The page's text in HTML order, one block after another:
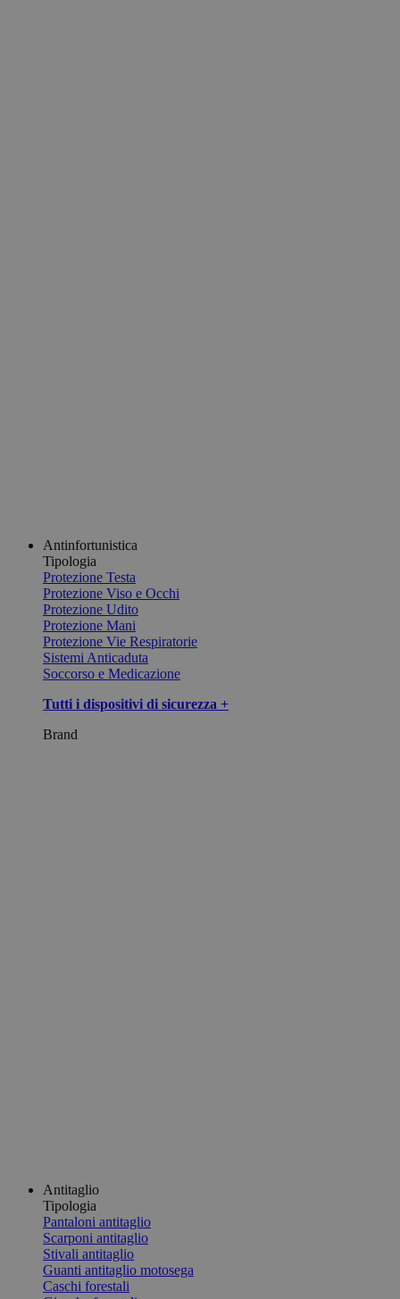
Antinfortunistica
Tipologia
Protezione Testa
Protezione Viso e Occhi
Protezione Udito
Protezione Mani
Protezione Vie Respiratorie
Sistemi Anticaduta
Soccorso e Medicazione
Tutti i dispositivi di sicurezza +
Brand
Antitaglio
Tipologia
Pantaloni antitaglio
Scarponi antitaglio
Stivali antitaglio
Guanti antitaglio motosega
Caschi forestali